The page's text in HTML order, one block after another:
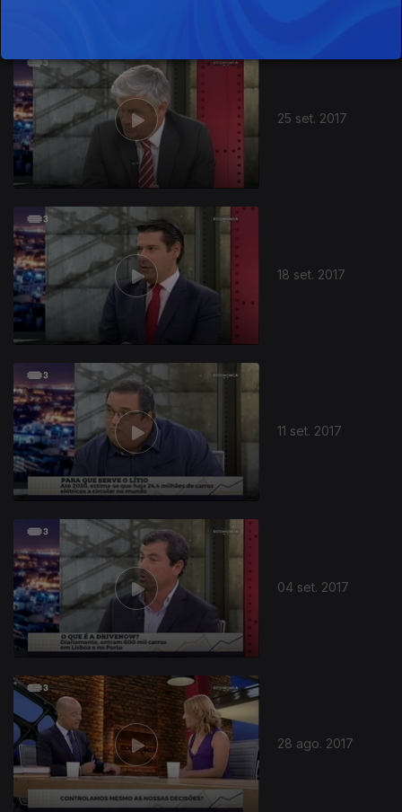
25 set. 2017
18 set. 2017
11 set. 2017
04 set. 2017
28 ago. 2017